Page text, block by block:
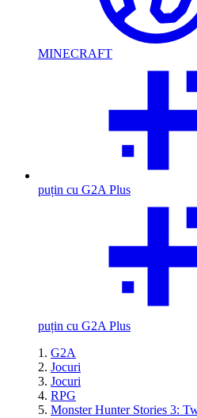
MINECRAFT
puțin cu G2A Plus
puțin cu G2A Plus
G2A
Jocuri
Jocuri
RPG
Monster Hunter Stories 3: